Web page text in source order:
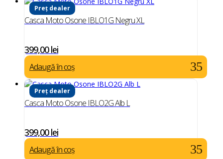
Preț dealer
Casca Moto Osone IBLO1G Negru XL
399,00lei
Adaugă în coș
Preț dealer
Casca Moto Osone IBLO2G Alb L
399,00lei
Adaugă în coș